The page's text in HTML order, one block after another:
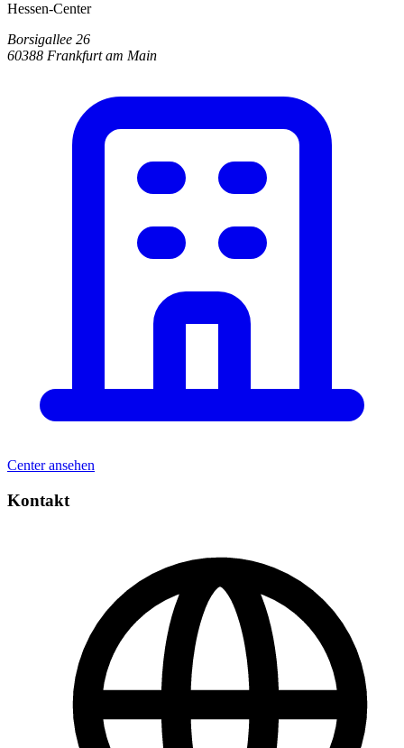
Hessen-Center
Borsigallee 26
60388 Frankfurt am Main
Center ansehen
Kontakt